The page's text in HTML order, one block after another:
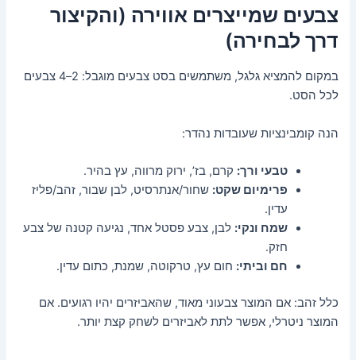
צבעים שמייצרים אווירה (והקיצור
דרך לבחירה)
במקום להמציא גלגל, משתמשים בסט צבעים מוגבל: 2–4 צבעים
לכל הסט.
הנה קומבינציות שעובדות נהדר:
טבעי ורך: קרם, בז’, ירוק מרווה, עץ בהיר.
פרימיום שקט: שחור/אנתרסיט, לבן שבור, זהב/פליז
עדין.
שמח ונקי: לבן, צבע פסטל אחד, נגיעה קטנה של צבע
חזק.
חם וביתי: חום עץ, טרקוטה, שמנת, כתום עדין.
כלל זהב: אם המוצר צבעוני מאוד, שהאביזרים יהיו רגועים. אם
המוצר ניטרלי, אפשר לתת לאביזרים לשחק קצת יותר.